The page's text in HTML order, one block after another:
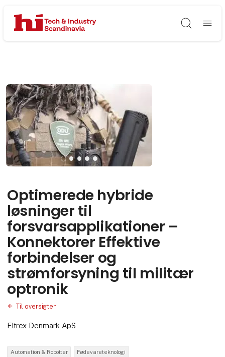
Søg
Optimerede hybride
løsninger til
forsvarsapplikationer –
Konnektorer Effektive
forbindelser og
strømforsyning til militær
optronik
Til oversigten
Eltrex Denmark ApS
Automation & Robotter Fødevareteknologi